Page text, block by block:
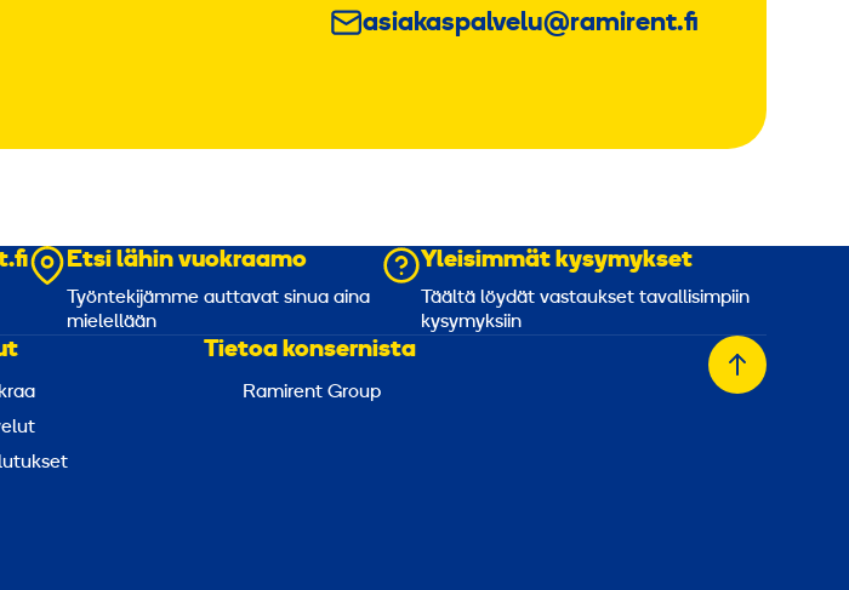
asiakaspalvelu@ramirent.fi
Etsi lähin vuokraamo
Työntekijämme auttavat sinua aina
mielellään
Yleisimmät kysymykset
Täältä löydät vastaukset tavallisimpiin
kysymyksiin
Tietoa konsernista
Ramirent Group
Takaisin